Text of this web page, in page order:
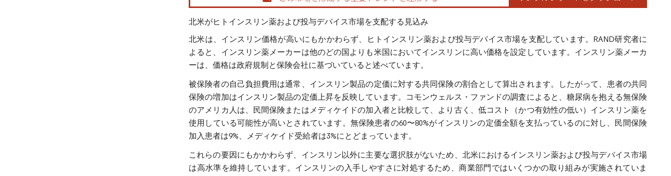
北米がヒトインスリン薬および投与デバイス市場を支配する見込み
北米は、インスリン価格が高いにもかかわらず、ヒトインスリン薬および投与デバイス市場を支配しています。RAND研究者に
よると、インスリン薬メーカーは他のどの国よりも米国においてインスリンに高い価格を設定しています。インスリン薬メーカ
ーは、価格は政府規制と保険会社に基づいていると述べています。
被保険者の自己負担費用は通常、インスリン製品の定価に対する共同保険の割合として算出されます。したがって、患者の共同
保険の増加はインスリン製品の定価上昇を反映しています。コモンウェルス・ファンドの調査によると、糖尿病を抱える無保険
のアメリカ人は、民間保険またはメディケイドの加入者と比較して、より古く、低コスト（かつ有効性の低い）インスリン薬を
使用している可能性が高いとされています。無保険患者の60〜80%がインスリンの定価全額を支払っているのに対し、民間保険
加入患者は9%、メディケイド受給者は3%にとどまっています。
これらの要因にもかかわらず、インスリン以外に主要な選択肢がないため、北米におけるインスリン薬および投与デバイス市場
は高水準を維持しています。インスリンの入手しやすさに対処するため、商業部門ではいくつかの取り組みが実施されていま